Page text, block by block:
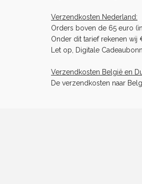
Verzendkosten Nederland:
Orders boven de 65 euro
Onder dit tarief rekenen wij
Let op, Digitale
Verzendkosten België en
De verzendkosten naar